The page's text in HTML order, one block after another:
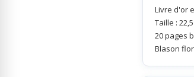
Scrapbooking, Loisirs Créatifs
Livre d'or
Taille :
20 pages
Blason